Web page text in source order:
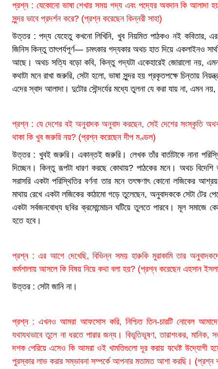
প্রশ্ন : যেকোনো ভাষা শেখার সময় গদ্য এবং পদ্যের অবদান কি আলাদা
সুন্দর ভাবে প্রদর্শন করে? (প্রশ্ন করেছেন কিন্নরী সাহা)
উত্তর : পদ্য যেহেতু কখনো লিখিনি, খুব নিয়মিত পাঠকও নই কবিতার,
জিনিস কিন্তু তাৎপর্যপূর্ণ— চমৎকার গদ্যকার অথচ হাত দিয়ে একলাইনও
আছে। অথচ সত্যি বড়ো কবি, কিন্তু গদ্যটা একেহারেই জোরালো নয়,
কথাটা মনে রাখা জরুরি, সেটা হলো, ভাষা সুন্দর হয় প্রকৃতপক্ষে চিন্তায়
এদের স্বাদ আলাদা। দুটোর সৌন্দর্যের মধ্যে তুলনা যে করা যায় না, এমন
প্রশ্ন : যে দেশের বই অনুবাদক অনুবাদ করছেন, সেই দেশের সংস্কৃতি
থাকা কি খুব জরুরি নয়? (প্রশ্ন করেছেন দীপ মণ্ডল)
উত্তর : খুবই জরুরি। একান্তই জরুরি। লেখক তাঁর বার্তাটাকে নানা
দিচ্ছেন। কিন্তু রূপটা ধারণ করছে কোথায়? পাঠকের মনে। অথচ বিদেশি
সরাসরি একটা পরিস্থিতির বর্ণনা তার মনে তৎক্ষণাৎ কোনো লজিকের
মাথায় রেখে একটা লজিকের কাঠামো গড়ে তুলেছেন, অনুবাদককে সেটা টের
একটা সর্বজনবোধ্য ছবির ক্রমোন্মোচন ঘটিয়ে তুলতে পারবে। মূল সমাজে
হতে হবে।
প্রশ্ন : এর আগে দেখেছি, বিভিন্ন সময় হারুকি মুরাকামি তার
কর্মশালায় আসলে কি বিষয় নিয়ে কথা বলা হয়? (প্রশ্ন করেছেন এহসান
উত্তর : সেটা জানি না।
প্রশ্ন : এখনও আমরা আফসোস করি, নিশ্চিত তিন-চারটি নোবেল আমাদের
যথাযথভাবে তুলে না ধরতে পারার জন্য। বিভূতিভূষণ, তারাশংকর,
দশক পেরিয়ে এসেও কি আমরা ওই খামতিগুলো দূর করায় যথেষ্ট উদ্যোগী
পুরস্কার লাভ করার সম্ভাবনা সম্পর্কে আপনার মতামত আশা করছি। (প্রশ্ন